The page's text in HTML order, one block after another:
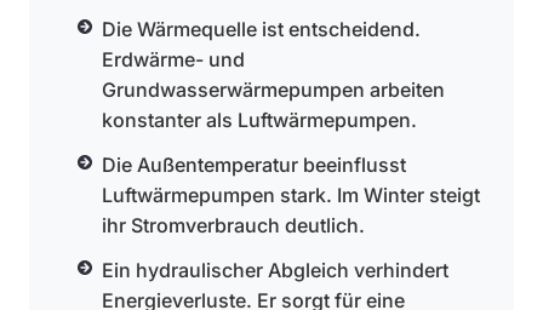
Die Wärmequelle ist entscheidend.
Erdwärme- und
Grundwasserwärmepumpen arbeiten
konstanter als Luftwärmepumpen.
Die Außentemperatur beeinflusst
Luftwärmepumpen stark. Im Winter steigt
ihr Stromverbrauch deutlich.
Ein hydraulischer Abgleich verhindert
Energieverluste. Er sorgt für eine